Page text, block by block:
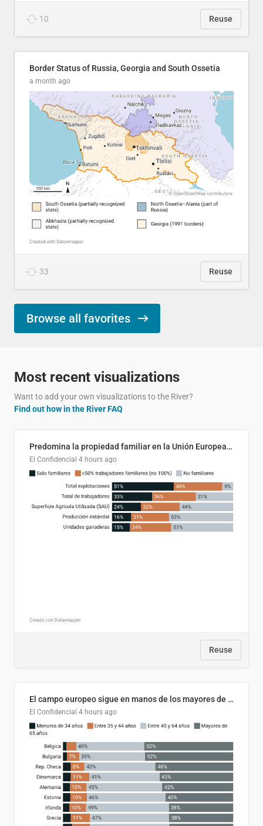
10 Reuse
Border Status of Russia, Georgia and South Ossetia
a month ago
33 Reuse
Browse all favorites
Most recent visualizations
Want to add your own visualizations to the River?
Find out how in the River FAQ
Predomina la propiedad familiar en la Unión Europea (Copy)
El Confidencial 4 hours ago
Reuse
El campo europeo sigue en manos de los mayores de 45 (Copy)
El Confidencial 4 hours ago